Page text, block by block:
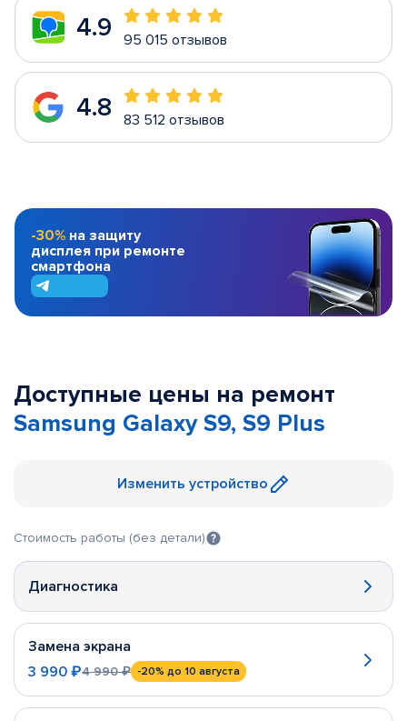
4.9 95 015 отзывов
4.8 83 512 отзывов
-30% на защиту
дисплея при ремонте
смартфона
Доступные цены на ремонт
Samsung Galaxy S9, S9 Plus
Изменить устройство
Стоимость работы (без детали)
Диагностика
Замена экрана
3 990 ₽4 990 ₽ -20% до 10 августа